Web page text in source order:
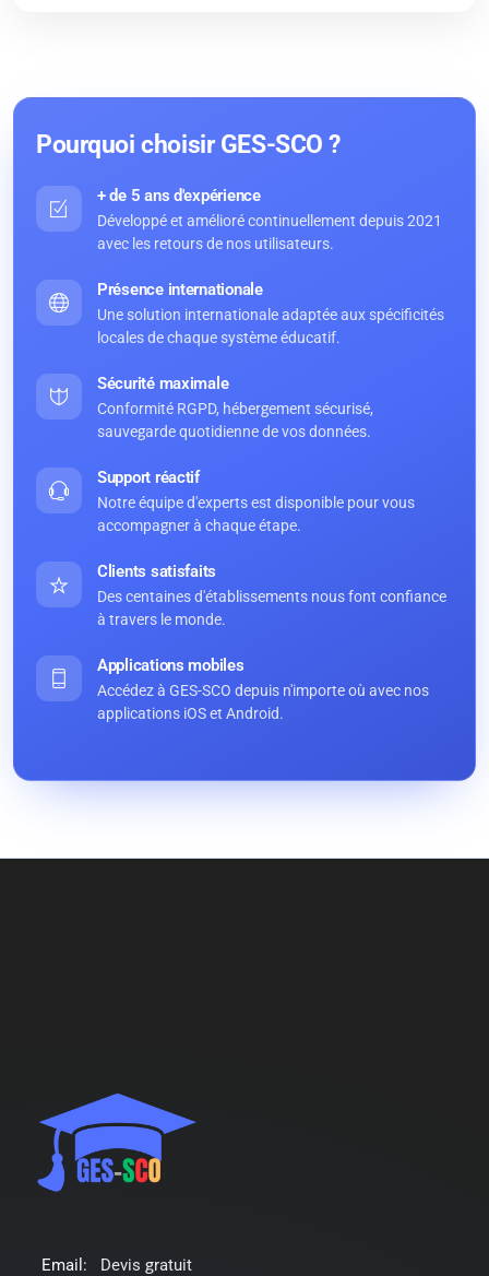
Pourquoi choisir GES-SCO ?
+ de 5 ans d'expérience
Développé et amélioré continuellement depuis 2021
avec les retours de nos utilisateurs.
Présence internationale
Une solution internationale adaptée aux spécificités
locales de chaque système éducatif.
Sécurité maximale
Conformité RGPD, hébergement sécurisé,
sauvegarde quotidienne de vos données.
Support réactif
Notre équipe d'experts est disponible pour vous
accompagner à chaque étape.
Clients satisfaits
Des centaines d'établissements nous font confiance
à travers le monde.
Applications mobiles
Accédez à GES-SCO depuis n'importe où avec nos
applications iOS et Android.
Email:
Devis gratuit